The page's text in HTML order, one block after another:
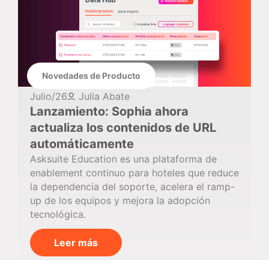
Novedades de Producto
Julio/26 Julia Abate
Lanzamiento: Sophia ahora
actualiza los contenidos de URL
automáticamente
Asksuite Education es una plataforma de
enablement continuo para hoteles que reduce
la dependencia del soporte, acelera el ramp-
up de los equipos y mejora la adopción
tecnológica.
Leer más